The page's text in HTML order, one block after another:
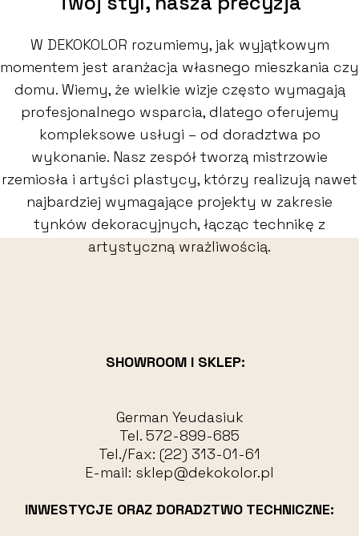
W DEKOKOLOR rozumiemy, jak wyjątkowym
momentem jest aranżacja własnego mieszkania czy
domu. Wiemy, że wielkie wizje często wymagają
profesjonalnego wsparcia, dlatego oferujemy
kompleksowe usługi – od doradztwa po
wykonanie. Nasz zespół tworzą mistrzowie
rzemiosła i artyści plastycy, którzy realizują nawet
najbardziej wymagające projekty w zakresie
tynków dekoracyjnych, łącząc technikę z
artystyczną wrażliwością.
SHOWROOM I SKLEP:
German Yeudasiuk
Tel. 572-899-685
Tel./Fax: (22) 313-01-61
E-mail: sklep@dekokolor.pl
INWESTYCJE ORAZ DORADZTWO TECHNICZNE: